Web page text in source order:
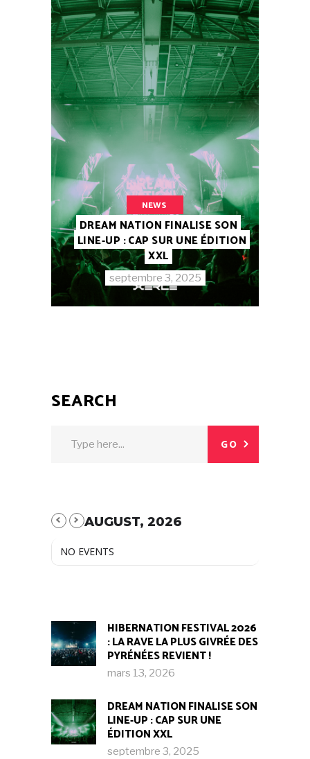
NEWS
DREAM NATION FINALISE SON
LINE-UP : CAP SUR UNE ÉDITION
XXL
septembre 3, 2025
SEARCH
GO
AUGUST, 2026
NO EVENTS
HIBERNATION FESTIVAL 2026
: LA RAVE LA PLUS GIVRÉE DES
PYRÉNÉES REVIENT !
mars 13, 2026
DREAM NATION FINALISE SON
LINE-UP : CAP SUR UNE
ÉDITION XXL
septembre 3, 2025